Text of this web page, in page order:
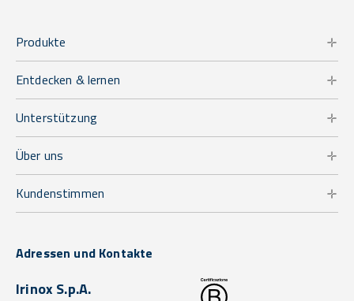
Produkte
Entdecken & lernen
Unterstützung
Über uns
Kundenstimmen
Adressen und Kontakte
Irinox S.p.A.